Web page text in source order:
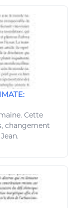
Cette
changement